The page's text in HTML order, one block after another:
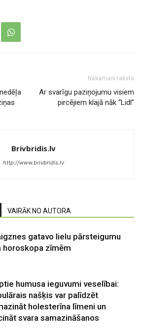
Nākamais raksts
Ar svarīgu paziņojumu visiem
pircējiem klajā nāk “Lidl”
Brivbridis.lv
http://www.brivbridis.lv
VAIRĀK NO AUTORA
gatavo lielu pārsteigumu
horoskopa zīmēm
humusa ieguvumi veselībai:
našķis var palīdzēt
holesterīna līmeni un
svara samazināšanos